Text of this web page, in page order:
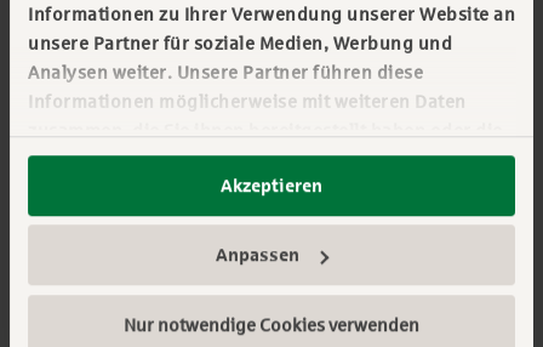
Informationen zu Ihrer Verwendung unserer Website an
unsere Partner für soziale Medien, Werbung und
Analysen weiter. Unsere Partner führen diese
Informationen möglicherweise mit weiteren Daten
zusammen, die Sie ihnen bereitgestellt haben oder die
sie im Rahmen Ihrer Nutzung der Dienste gesammelt
haben. Sie geben Einwilligung zu unseren Cookies,
wenn Sie unsere Webseite weiterhin nutzen.
Impressum ||Datenschutz
Akzeptieren
Anpassen
Nur notwendige Cookies verwenden
15.10.2025
Praxisbeispiele
#Gesundheitswesen #Immobilien
Alle Tags